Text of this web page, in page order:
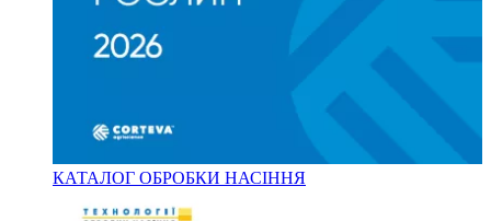
КАТАЛОГ ОБРОБКИ НАСІННЯ